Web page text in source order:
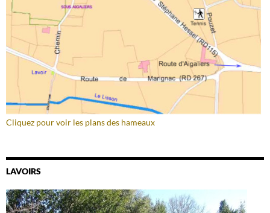
Cliquez pour voir les plans des hameaux
LAVOIRS